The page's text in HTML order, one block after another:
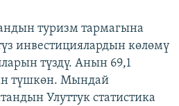
туризм тармагына
инвестициялардын көлөмү
түздү. Анын 69,1
түшкөн. Мындай
Улуттук статистика